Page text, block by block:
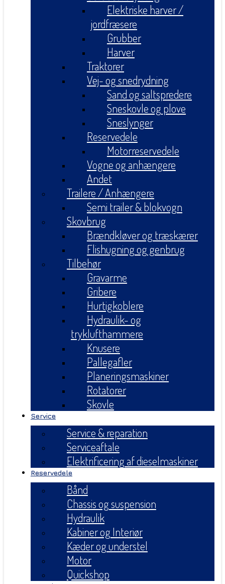
Elektriske harver /
jordfræsere
Grubber
Harver
Traktorer
Vej- og snedrydning
Sand og saltspredere
Sneskovle og plove
Sneslynger
Reservedele
Motorreservedele
Vogne og anhængere
Andet
Trailere / Anhængere
Semi trailer & blokvogn
Skovbrug
Brændkløver og træskærer
Flishugning og genbrug
Tilbehør
Gravarme
Gribere
Hurtigkoblere
Hydraulik- og
tryklufthammere
Knusere
Pallegafler
Planeringsmaskiner
Rotatorer
Skovle
Service
Service & reparation
Serviceaftale
Elektrificering af dieselmaskiner
Reservedele
Bånd
Chassis og suspension
Hydraulik
Kabiner og Interiør
Kæder og understel
Motor
Quickshop